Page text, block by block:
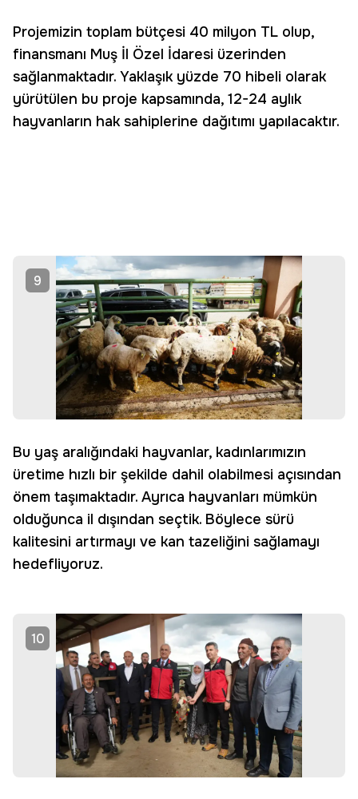
Projemizin toplam bütçesi 40 milyon TL olup,
finansmanı Muş İl Özel İdaresi üzerinden
sağlanmaktadır. Yaklaşık yüzde 70 hibeli olarak
yürütülen bu proje kapsamında, 12-24 aylık
hayvanların hak sahiplerine dağıtımı yapılacaktır.
9
Bu yaş aralığındaki hayvanlar, kadınlarımızın
üretime hızlı bir şekilde dahil olabilmesi açısından
önem taşımaktadır. Ayrıca hayvanları mümkün
olduğunca il dışından seçtik. Böylece sürü
kalitesini artırmayı ve kan tazeliğini sağlamayı
hedefliyoruz.
10